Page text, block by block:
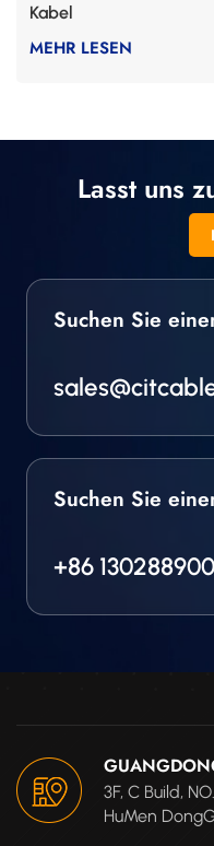
Kabel
MEHR LESEN
Lasst uns
Suchen Sie
Suchen Sie
+86
3F, C Build,
HuMen